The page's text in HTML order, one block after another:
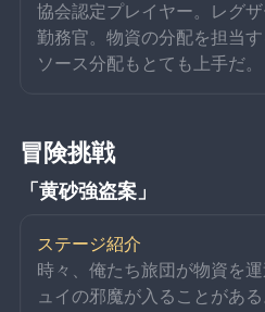
協会認定プレイヤー。レグ
勤務官。物資の分配を担当
ソース分配もとても上手だ。
冒険挑戦
「黄砂強盗案」
ステージ紹介
時々、俺たち旅団が物資を
ュイの邪魔が入ることがあ